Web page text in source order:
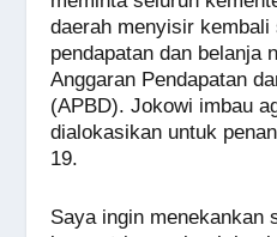
e
b
o
o
s
A
p
p
e
n
g
er
daerah menyisir kembali
pendapatan dan belanja
Anggaran Pendapatan
(APBD). Jokowi imbau
dialokasikan untuk
19.
Saya ingin menekankan